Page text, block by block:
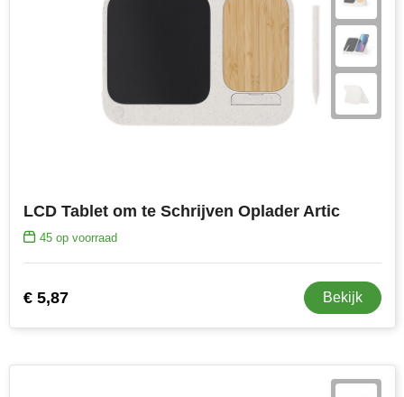
LCD Tablet om te Schrijven Oplader Artic
45op voorraad
€ 5,87 Bekijk